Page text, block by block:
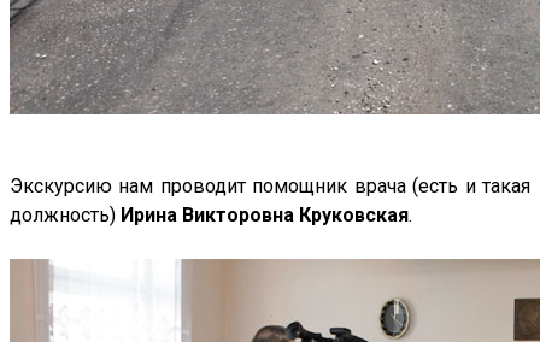
Экскурсию нам проводит помощник врача (есть и такая
должность) Ирина Викторовна Круковская.